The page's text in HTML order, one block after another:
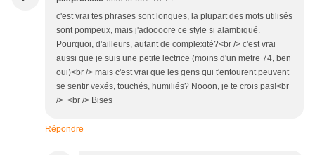
c'est vrai tes phrases sont longues, la plupart des mots utilisés
sont pompeux, mais j'adoooore ce style si alambiqué.
Pourquoi, d'ailleurs, autant de complexité?<br /> c'est vrai
aussi que je suis une petite lectrice (moins d'un metre 74, ben
oui)<br /> mais c'est vrai que les gens qui t'entourent peuvent
se sentir vexés, touchés, humiliés? Nooon, je te crois pas!<br
/> <br /> Bises
Répondre